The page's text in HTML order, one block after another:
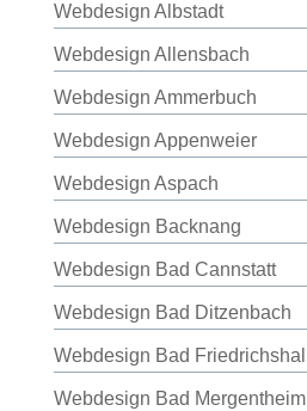
Webdesign Albstadt
Webdesign Allensbach
Webdesign Ammerbuch
Webdesign Appenweier
Webdesign Aspach
Webdesign Backnang
Webdesign Bad Cannstatt
Webdesign Bad Ditzenbach
Webdesign Bad Friedrichshall
Webdesign Bad Mergentheim